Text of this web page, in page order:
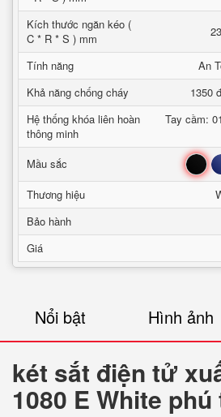
Kích thước ngăn kéo (
C * R * S ) mm
Tính năng
An
Khả năng chống cháy
1350
Hệ thống khóa liên hoàn
thông minh
Tay cầm:
Mầu sắc
Đen
Thương hiệu
Bảo hành
Giá
Nổi bật Hình ảnh
két sắt điện tử
1080 E White phú